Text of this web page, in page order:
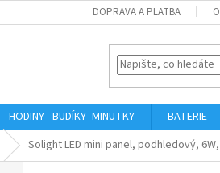
DOPRAVA A PLATBA
HODINY - BUDÍKY -MINUTKY BATERIE
Solight LED mini panel, podhledový,